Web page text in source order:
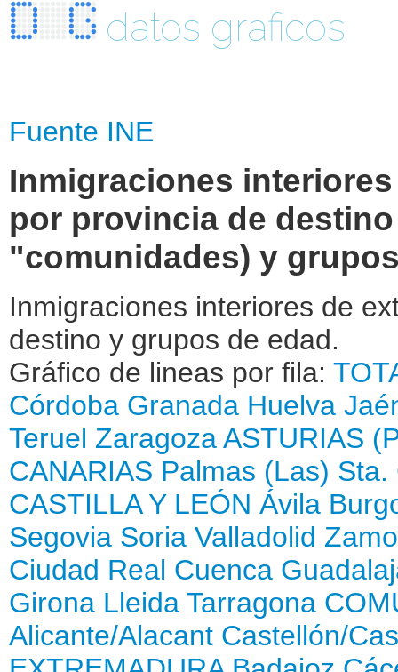
datos graficos
Fuente INE
Inmigraciones
por provincia de
"comunidades) y
Inmigraciones interiores de
destino y grupos de edad.
Gráfico de lineas por fila:
Córdoba Granada Huelva
Teruel ZaragozaASTURIAS
CANARIAS Palmas (Las) Sta.
CASTILLA Y LEÓN Ávila
Segovia Soria Valladolid
Ciudad Real Cuenca
Girona Lleida Tarragona
Alicante/Alacant Castellón/